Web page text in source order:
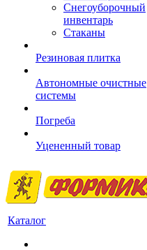
Снегоуборочный
инвентарь
Стаканы
Резиновая плитка
Автономные очистные
системы
Погреба
Уцененный товар
Каталог